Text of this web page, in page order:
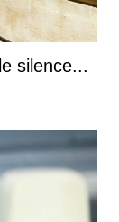
silence...